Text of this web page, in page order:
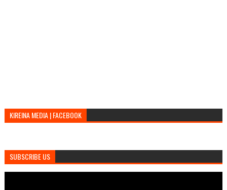
KIREINA MEDIA | FACEBOOK
SUBSCRIBE US